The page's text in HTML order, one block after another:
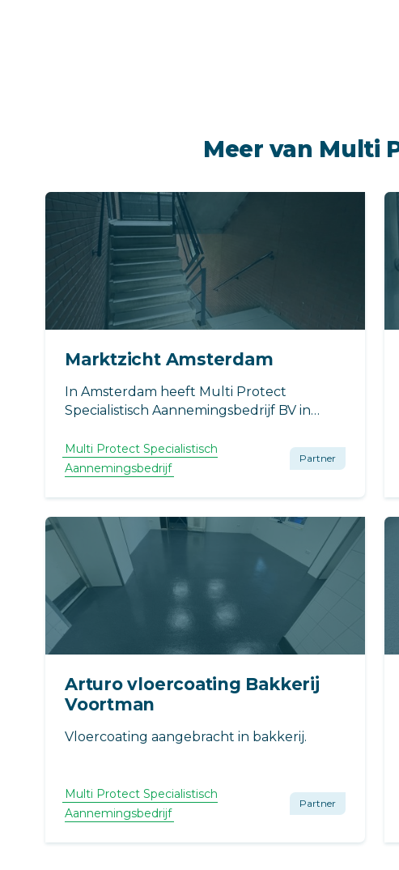
Meer van Multi
Marktzicht Amsterdam
In Amsterdam heeft Multi Protect
Specialistisch Aannemingsbedrijf BV in
trappen en bordessen voorzien van een
nieuwe antislipcoating.
Multi Protect Specialistisch
Aannemingsbedrijf
Partner
Arturo vloercoating Bakkerij
Voortman
Vloercoating aangebracht in bakkerij.
Multi Protect Specialistisch
Aannemingsbedrijf
Partner